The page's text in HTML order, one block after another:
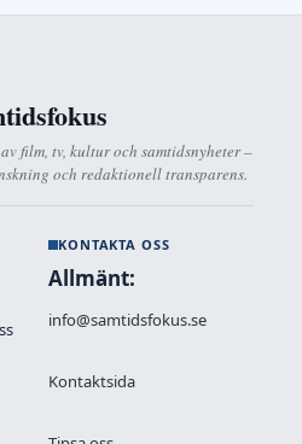
film, tv, kultur och samtidsnyheter –
och redaktionell transparens.
KONTAKTA OSS
Allmänt:
info@samtidsfokus.se
Kontaktsida